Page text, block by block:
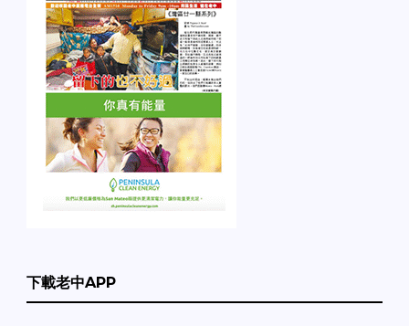
下載老中APP